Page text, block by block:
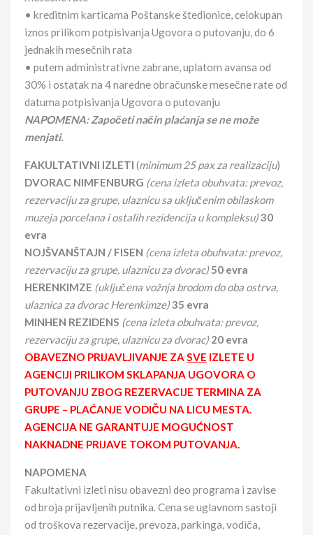
• kreditnim karticama Poštanske štedionice, celokupan
iznos prilikom potpisivanja Ugovora o putovanju, do 6
jednakih mesečnih rata
• putem administrativne zabrane, uplatom avansa od
30% i ostatak na 4 naredne obračunske mesečne rate od
datuma potpisivanja Ugovora o putovanju
NAPOMENA: Započeti način plaćanja se ne može
menjati.
FAKULTATIVNI IZLETI (minimum 25 pax za realizaciju)
DVORAC NIMFENBURG (cena izleta obuhvata: prevoz,
rezervaciju za grupe, ulaznicu sa uključenim obilaskom
muzeja porcelana i ostalih rezidencija u kompleksu)30
evra
NOJŠVANŠTAJN / FISEN (cena izleta obuhvata: prevoz,
rezervaciju za grupe, ulaznicu za dvorac) 50 evra
HERENKIMZE (uključena vožnja brodom do oba ostrva,
ulaznica za dvorac Herenkimze)35 evra
MINHEN REZIDENS (cena izleta obuhvata: prevoz,
rezervaciju za grupe, ulaznicu za dvorac) 20 evra
OBAVEZNO PRIJAVLJIVANJE ZASVE IZLETE U
AGENCIJI PRILIKOM SKLAPANJA UGOVORA O
PUTOVANJU ZBOG REZERVACIJE TERMINA ZA
GRUPE – PLAĆANJE VODIČU NA LICU MESTA.
AGENCIJA NE GARANTUJE MOGUĆNOST
NAKNADNE PRIJAVE TOKOM PUTOVANJA.
NAPOMENA
Fakultativni izleti nisu obavezni deo programa i zavise
od broja prijavljenih putnika. Cena se uglavnom sastoji
od troškova rezervacije, prevoza, parkinga, vodiča,